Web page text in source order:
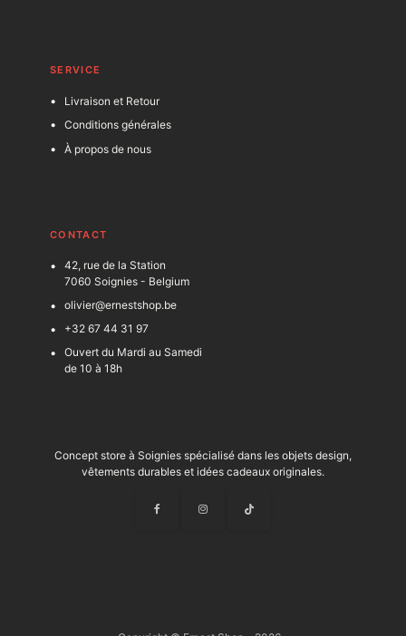
SERVICE
Livraison et Retour
Conditions générales
À propos de nous
CONTACT
42, rue de la Station
7060 Soignies - Belgium
olivier@ernestshop.be
+32 67 44 31 97
Ouvert du Mardi au Samedi
de 10 à 18h
Concept store à Soignies spécialisé dans les objets design,
vêtements durables et idées cadeaux originales.